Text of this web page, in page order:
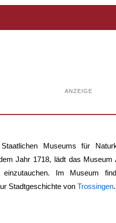
ANZEIGE
Museums für
Jahr 1718, lädt das Museum
Im Museum
Stadtgeschichte von Trossingen.